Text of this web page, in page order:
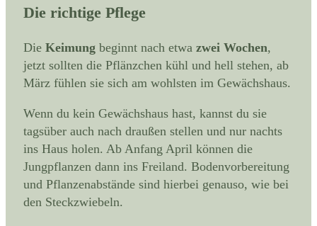
Die richtige Pflege
Die Keimung beginnt nach etwa zwei Wochen,
jetzt sollten die Pflänzchen kühl und hell stehen, ab
März fühlen sie sich am wohlsten im Gewächshaus.
Wenn du kein Gewächshaus hast, kannst du sie
tagsüber auch nach draußen stellen und nur nachts
ins Haus holen. Ab Anfang April können die
Jungpflanzen dann ins Freiland. Bodenvorbereitung
und Pflanzenabstände sind hierbei genauso, wie bei
den Steckzwiebeln.